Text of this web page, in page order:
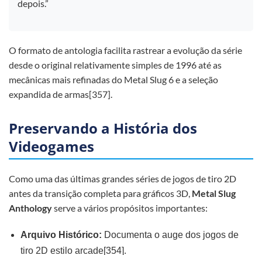
depois.”
O formato de antologia facilita rastrear a evolução da série
desde o original relativamente simples de 1996 até as
mecânicas mais refinadas do Metal Slug 6 e a seleção
expandida de armas[357].
Preservando a História dos
Videogames
Como uma das últimas grandes séries de jogos de tiro 2D
antes da transição completa para gráficos 3D, Metal Slug
Anthologyserve a vários propósitos importantes:
Arquivo Histórico: Documenta o auge dos jogos de
tiro 2D estilo arcade[354].